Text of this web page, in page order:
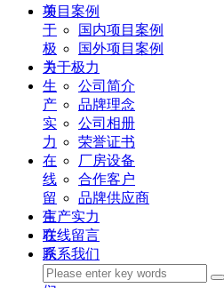
关
于
极
力
生
产
实
力
在
线
留
言
联
系
我
项目案例
国内项目案例
国外项目案例
关于极力
公司简介
品牌理念
公司相册
荣誉证书
厂房设备
合作客户
品牌供应商
生产实力
在线留言
联系我们